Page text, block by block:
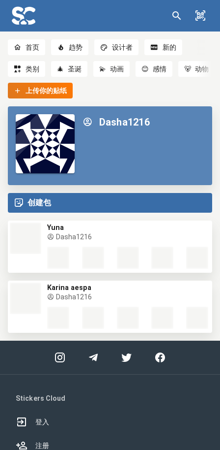
首页 趋势 设计者 新的
类别 🎄 圣诞 💫 动画 😊 感情 🐻 动物
上传你的贴纸
Dasha1216
创建包
Yuna
Dasha1216
Karina aespa
Dasha1216
Stickers Cloud
登入
注册